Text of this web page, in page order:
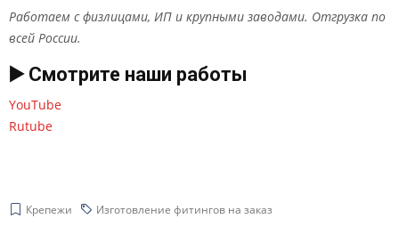
Работаем с физлицами, ИП и крупными заводами. Отгрузка по
всей России.
▶️ Смотрите наши работы
YouTube
Rutube
Крепежи Изготовление фитингов на заказ